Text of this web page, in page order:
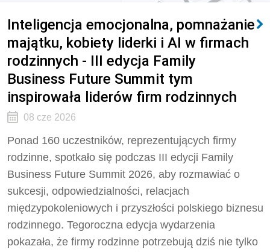
Inteligencja emocjonalna, pomnażanie
majątku, kobiety liderki i AI w firmach
rodzinnych - III edycja Family
Business Future Summit tym
inspirowała liderów firm rodzinnych
08 cze 2026
Ponad 160 uczestników, reprezentujących firmy
rodzinne, spotkało się podczas III edycji Family
Business Future Summit 2026, aby rozmawiać o
sukcesji, odpowiedzialności, relacjach
międzypokoleniowych i przyszłości polskiego biznesu
rodzinnego. Tegoroczna edycja wydarzenia
pokazała, że firmy rodzinne potrzebują dziś nie tylko